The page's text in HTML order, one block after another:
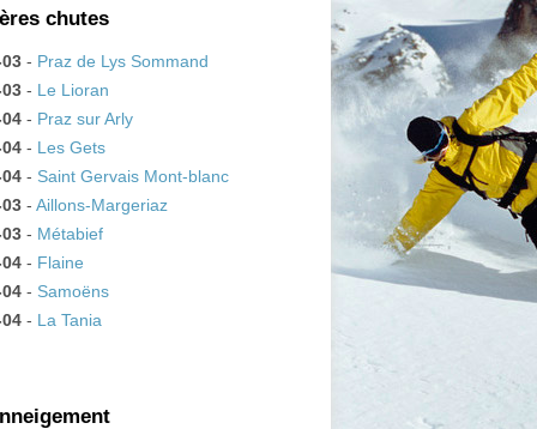
chutes
- Praz de Lys Sommand
- Le Lioran
- Praz sur Arly
- Les Gets
- Saint Gervais Mont-blanc
- Aillons-Margeriaz
- Métabief
- Flaine
- Samoëns
- La Tania